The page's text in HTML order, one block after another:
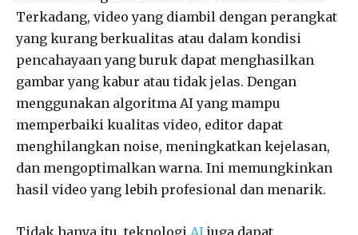
Terkadang, video yang diambil dengan perangkat
yang kurang berkualitas atau dalam kondisi
pencahayaan yang buruk dapat menghasilkan
gambar yang kabur atau tidak jelas. Dengan
menggunakan algoritma AI yang mampu
memperbaiki kualitas video, editor dapat
menghilangkan noise, meningkatkan kejelasan,
dan mengoptimalkan warna. Ini memungkinkan
hasil video yang lebih profesional dan menarik.